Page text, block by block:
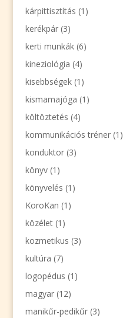
kárpittisztítás (1)
kerékpár(3)
kerti munkák(6)
kineziológia (4)
kisebbségek(1)
kismamajóga (1)
költöztetés (4)
kommunikációs tréner(1)
konduktor(3)
könyv(1)
könyvelés (1)
KoroKan (1)
közélet(1)
kozmetikus (3)
kultúra (7)
logopédus (1)
magyar(12)
manikűr-pedikűr(3)